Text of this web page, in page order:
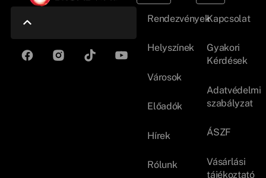
Rendezvények
Helyszínek
Városok
Előadók
Hírek
Rólunk
Kapcsolat
Gyakori
Kérdések
Adatvédelmi
szabályzat
ÁSZF
Vásárlási
tájékoztató